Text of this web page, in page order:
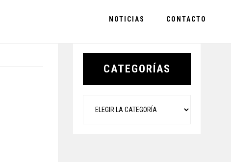
NOTICIAS CONTACTO
Primary
CATEGORÍAS